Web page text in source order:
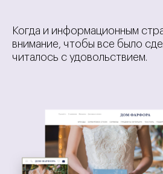
Когда и информационным
внимание, чтобы все было
читалось с удовольствием.